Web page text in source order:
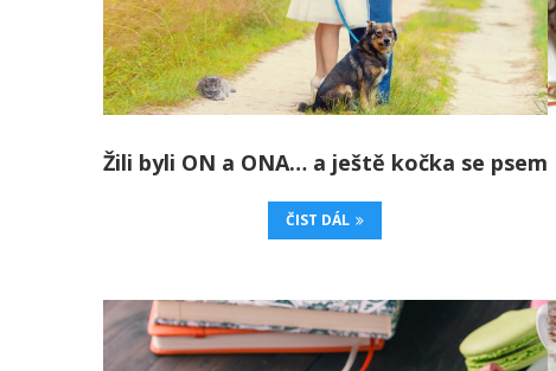
Žili byli ON a ONA… a ještě kočka se psem
ČIST DÁL